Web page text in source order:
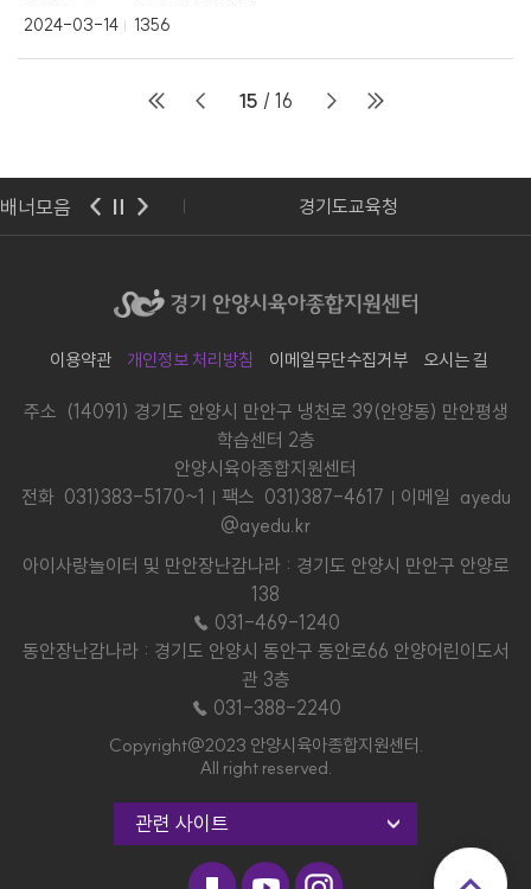
2024-03-14
1356
15 / 16
배너모음
육부 경기도교육청
이용약관 개인정보 처리방침 이메일무단수집거부 오시는 길
주소 (14091) 경기도 안양시 만안구 냉천로 39(안양동) 만안평생
학습센터 2층
안양시육아종합지원센터
전화 031)383-5170~1 팩스 031)387-4617
이메일 ayedu
@ayedu.kr
아이사랑놀이터 및 만안장난감나라 : 경기도 안양시 만안구 안양로
138
☎ 031-469-1240
동안장난감나라 : 경기도 안양시 동안구 동안로66 안양어린이도서
관 3층
☎ 031-388-2240
Copyright@2023 안양시육아종합지원센터.
All right reserved.
관련 사이트